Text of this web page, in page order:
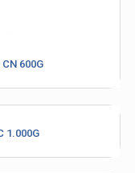
CN 600G
1.000G